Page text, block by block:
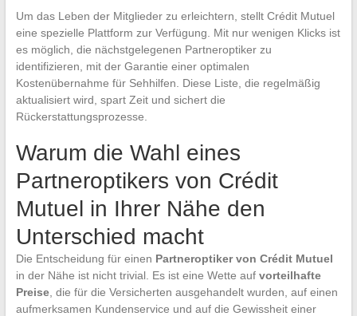
Um das Leben der Mitglieder zu erleichtern, stellt Crédit Mutuel
eine spezielle Plattform zur Verfügung. Mit nur wenigen Klicks ist
es möglich, die nächstgelegenen Partneroptiker zu
identifizieren, mit der Garantie einer optimalen
Kostenübernahme für Sehhilfen. Diese Liste, die regelmäßig
aktualisiert wird, spart Zeit und sichert die
Rückerstattungsprozesse.
Warum die Wahl eines
Partneroptikers von Crédit
Mutuel in Ihrer Nähe den
Unterschied macht
Die Entscheidung für einen Partneroptiker von Crédit Mutuel
in der Nähe ist nicht trivial. Es ist eine Wette auf vorteilhafte
Preise, die für die Versicherten ausgehandelt wurden, auf einen
aufmerksamen Kundenservice und auf die Gewissheit einer